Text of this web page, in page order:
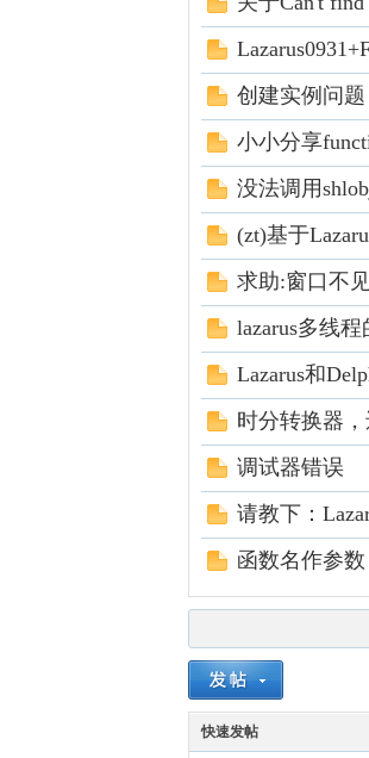
创建实例问题
小小分享
没法调用
(zt)基于
求助:窗口不
lazarus多线
Lazarus和
时分转换器
调试器错误
请教下：
函数名作参数
快速发帖